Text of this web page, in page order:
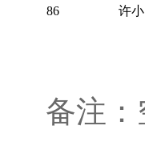
86
许
备注